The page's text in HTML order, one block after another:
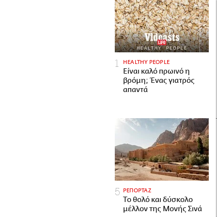
HEALTHY PEOPLE
Είναι καλό πρωινό η
βρόμη; Ένας γιατρός
απαντά
ΡΕΠΟΡΤΑΖ
Το θολό και δύσκολο
μέλλον της Μονής Σινά